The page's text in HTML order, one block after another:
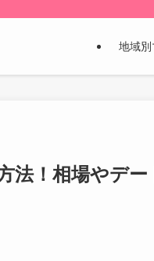
地域
法！相場やデ